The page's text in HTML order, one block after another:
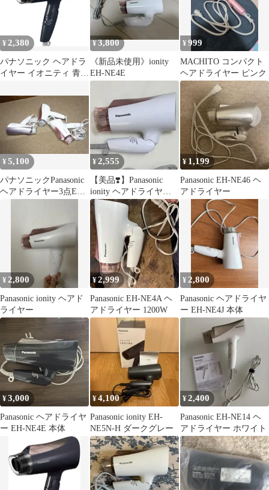
¥ 2,380
パナソニック ヘアドラ
イヤー イオニティ 青調
¥3,800
《新品未使用》ionity
EH-NE4E
¥999
MACHITO コンパクト
ヘアドライヤー ピンク
¥5,100
パナソニックPanasonic
ヘアドライヤー3点EH-
¥2,555
【美品❣️】Panasonic
ionity ヘアドライヤー
EH-NE4A
¥ 1,199
Panasonic EH-NE46 ヘ
アドライヤー
¥ 2,800
Panasonic ionity ヘアド
ライヤー
¥2,999
Panasonic EH-NE4A ヘ
アドライヤー 1200W
¥ 2,800
Panasonic ヘアドライヤ
ー EH-NE4J 本体
¥3,000
Panasonic ヘアドライヤ
ー EH-NE4E 本体
¥4,100
Panasonic ionity EH-
NE5N-H ダークグレー
¥2,400
Panasonic EH-NE14 ヘ
アドライヤー ホワイト